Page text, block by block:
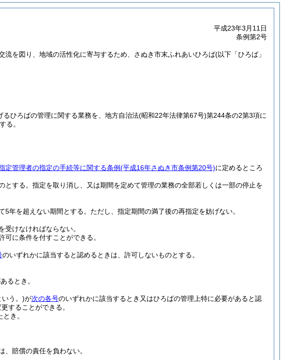
平成23年3月11日
条例第2号
を図り、地域の活性化に寄与するため、さぬき市末ふれあいひろば(以下「ひろば」
るひろばの管理に関する業務を、地方自治法(昭和22年法律第67号)第244条の2第3項に
る。
定管理者の指定の手続等に関する条例(平成16年さぬき市条例第20号)に定めるところ
とする。 指定を取り消し、又は期間を定めて管理の業務の全部若しくは一部の停止を
年を超えない期間とする。 ただし、指定期間の満了後の再指定を妨げない。
けなければならない。
可に条件を付すことができる。
のいずれかに該当すると認めるときは、許可しないものとする。
るとき。
いう。)が次の各号のいずれかに該当するとき又はひろばの管理上特に必要があると認
することができる。
き。
賠償の責任を負わない。